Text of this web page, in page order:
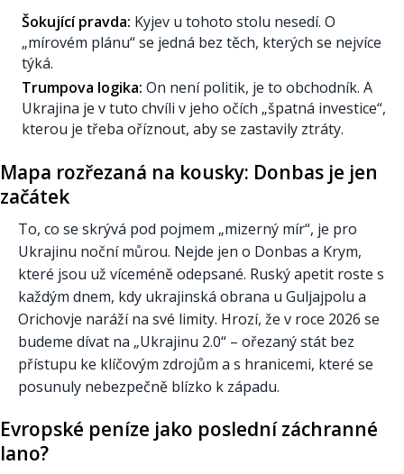
Šokující pravda: Kyjev u tohoto stolu nesedí. O
„mírovém plánu“ se jedná bez těch, kterých se nejvíce
týká.
Trumpova logika: On není politik, je to obchodník. A
Ukrajina je v tuto chvíli v jeho očích „špatná investice“,
kterou je třeba oříznout, aby se zastavily ztráty.
Mapa rozřezaná na kousky: Donbas je jen
začátek
To, co se skrývá pod pojmem „mizerný mír“, je pro
Ukrajinu noční můrou. Nejde jen o Donbas a Krym,
které jsou už víceméně odepsané. Ruský apetit roste s
každým dnem, kdy ukrajinská obrana u Guljajpolu a
Orichovje naráží na své limity. Hrozí, že v roce 2026 se
budeme dívat na „Ukrajinu 2.0“ – ořezaný stát bez
přístupu ke klíčovým zdrojům a s hranicemi, které se
posunuly nebezpečně blízko k západu.
Evropské peníze jako poslední záchranné
lano?